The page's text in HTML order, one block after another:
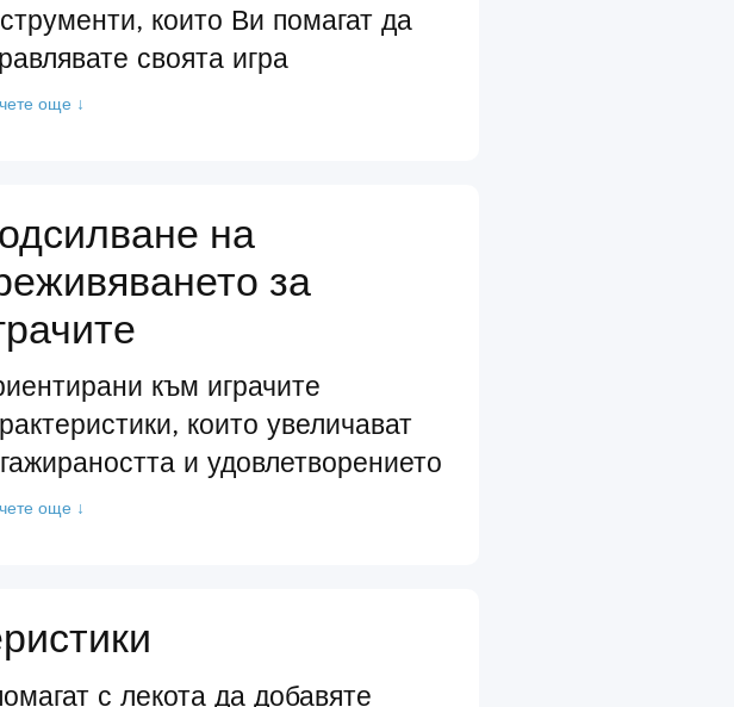
които Ви помагат да
своята игра
още ↓
на
за
към играчите
които увеличават
и удовлетворението
още ↓
с лекота да добавяте